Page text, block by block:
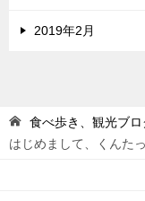
2019年2月
食べ歩き、観光ブロ
はじめまして、くんた